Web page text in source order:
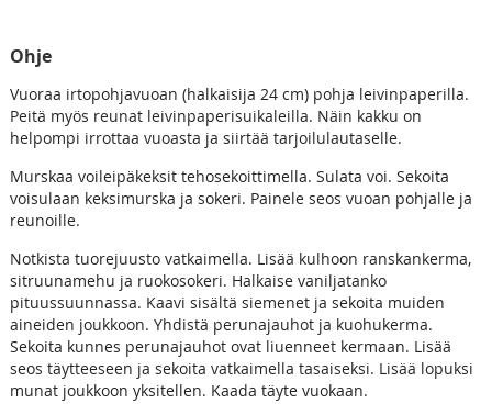
Ohje
Vuoraa irtopohjavuoan (halkaisija 24 cm) pohja leivinpaperilla.
Peitä myös reunat leivinpaperisuikaleilla. Näin kakku on
helpompi irrottaa vuoasta ja siirtää tarjoilulautaselle.
Murskaa voileipäkeksit tehosekoittimella. Sulata voi. Sekoita
voisulaan keksimurska ja sokeri. Painele seos vuoan pohjalle ja
reunoille.
Notkista tuorejuusto vatkaimella. Lisää kulhoon ranskankerma,
sitruunamehu ja ruokosokeri. Halkaise vaniljatanko
pituussuunnassa. Kaavi sisältä siemenet ja sekoita muiden
aineiden joukkoon. Yhdistä perunajauhot ja kuohukerma.
Sekoita kunnes perunajauhot ovat liuenneet kermaan. Lisää
seos täytteeseen ja sekoita vatkaimella tasaiseksi. Lisää lopuksi
munat joukkoon yksitellen. Kaada täyte vuokaan.